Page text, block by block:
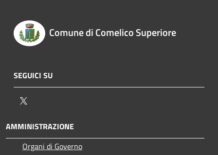
Comune di Comelico Superiore
SEGUICI SU
AMMINISTRAZIONE
Organi di Governo